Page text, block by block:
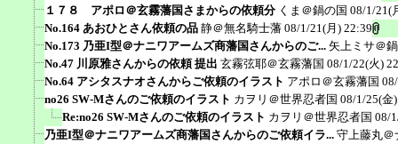
１７８ アポロ＠玄霧藩国さまからの依頼分 くま＠鍋の国 08/1/21(
No.164 あおひとさん依頼の品 静＠無名騎士藩 08/1/21(月) 22:39
No.173 乃亜I型＠ナニワアームズ商藩国さんからのご... 矢上ミサ＠
No.47 川原雅さんからの依頼 提出 玄霧弦耶＠玄霧藩国 08/1/22(火)
No.64 アシタスナオさんからご依頼のイラスト アポロ＠玄霧藩国
no26 SW-Mさんのご依頼のイラスト カヲリ＠世界忍者国 08/1/25(金
Re:no26 SW-Mさんのご依頼のイラスト カヲリ＠世界忍者国 08/
乃亜I型＠ナニワアームズ商藩国さんからのご依頼イラ... 守上藤丸＠